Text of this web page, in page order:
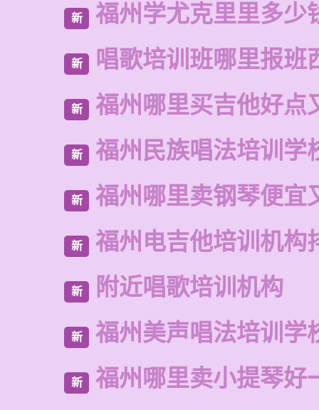
新 福州学尤克里里多少
新 唱歌培训班哪里报班
新 福州哪里买吉他好点
新 福州民族唱法培训学
新 福州哪里卖钢琴便宜
新 福州电吉他培训机构
新 附近唱歌培训机构
新 福州美声唱法培训学
新 福州哪里卖小提琴好